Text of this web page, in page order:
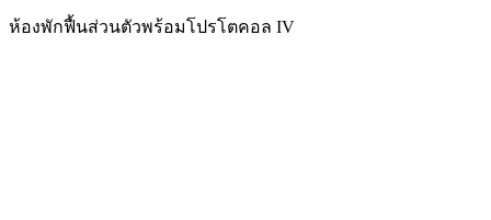
ห้องพักฟื้นส่วนตัวพร้อมโปรโตคอล IV